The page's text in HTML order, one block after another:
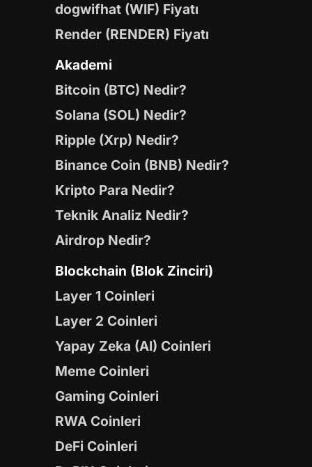
dogwifhat (WIF) Fiyatı
Render (RENDER) Fiyatı
Akademi
Bitcoin (BTC) Nedir?
Solana (SOL) Nedir?
Ripple (Xrp) Nedir?
Binance Coin (BNB) Nedir?
Kripto Para Nedir?
Teknik Analiz Nedir?
Airdrop Nedir?
Blockchain (Blok Zinciri)
Layer 1 Coinleri
Layer 2 Coinleri
Yapay Zeka (AI) Coinleri
Meme Coinleri
Gaming Coinleri
RWA Coinleri
DeFi Coinleri